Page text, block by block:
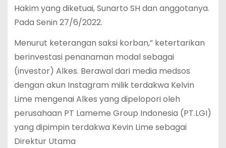
Hakim yang diketuai, Sunarto SH dan anggotanya.
Pada Senin 27/6/2022.
Menurut keterangan saksi korban,” ketertarikan
berinvestasi penanaman modal sebagai
(investor) Alkes. Berawal dari media medsos
dengan akun Instagram milik terdakwa Kelvin
Lime mengenai Alkes yang dipelopori oleh
perusahaan PT Lameme Group Indonesia (PT.LGI)
yang dipimpin terdakwa Kevin Lime sebagai
Direktur Utama